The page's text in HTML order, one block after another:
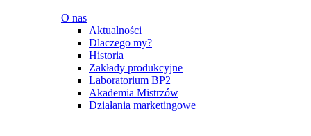
O nas
Aktualności
Dlaczego my?
Historia
Zakłady produkcyjne
Laboratorium BP2
Akademia Mistrzów
Działania marketingowe